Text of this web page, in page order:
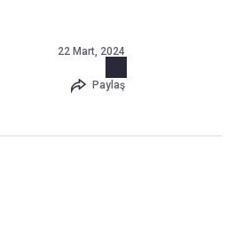
22 Mart, 2024
Paylaş